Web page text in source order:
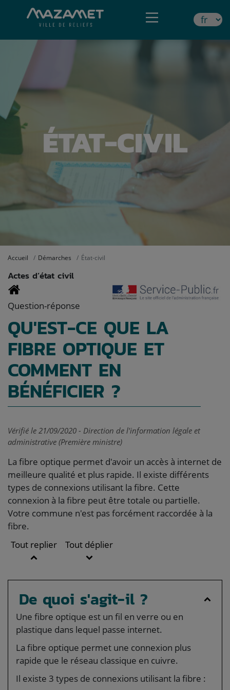
ÉTAT-CIVIL
Accueil Démarches État-civil
Actes d’état civil
Question-réponse
QU'EST-CE QUE LA
FIBRE OPTIQUE ET
COMMENT EN
BÉNÉFICIER ?
Vérifié le 21/09/2020 - Direction de l'information légale et
administrative (Première ministre)
La fibre optique permet d'avoir un accès à internet de
meilleure qualité et plus rapide. Il existe différents
types de connexions utilisant la fibre. Cette
connexion à la fibre peut être totale ou partielle.
Votre commune n'est pas forcément raccordée à la
fibre.
Tout replier
Tout déplier
De quoi s'agit-il ?
Une fibre optique est un fil en verre ou en
plastique dans lequel passe internet.
La fibre optique permet une connexion plus
rapide que le réseau classique en cuivre.
Il existe 3 types de connexions utilisant la fibre :